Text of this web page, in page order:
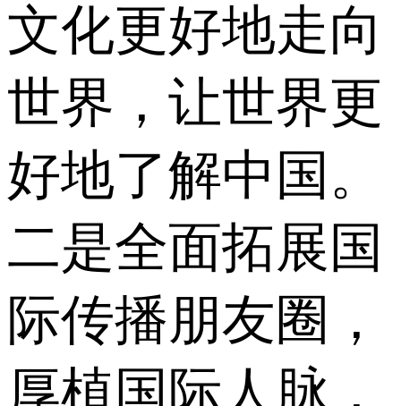
文化更好地走向
世界，让世界更
好地了解中国。
二是全面拓展国
际传播朋友圈，
厚植国际人脉，